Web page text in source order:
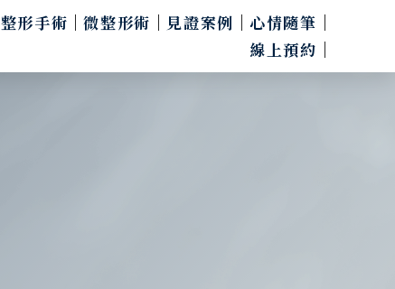
整形手術 微整形術 見證案例
心情隨筆
線上預約